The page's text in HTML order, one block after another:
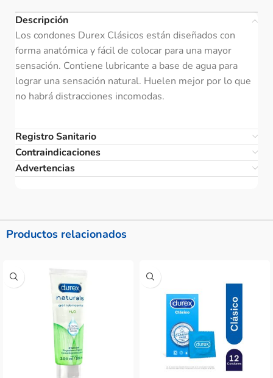
Descripción
Los condones Durex Clásicos están diseñados con
forma anatómica y fácil de colocar para una mayor
sensación. Contiene lubricante a base de agua para
lograr una sensación natural. Huelen mejor por lo que
no habrá distracciones incomodas.
Registro Sanitario
Contraindicaciones
Advertencias
Productos relacionados